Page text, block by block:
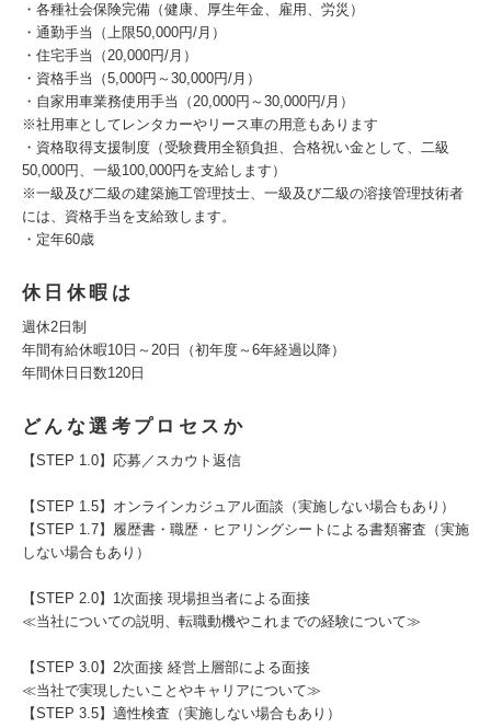
・各種社会保険完備（健康、厚生年金、雇用、労災）
・通勤手当（上限50,000円/月）
・住宅手当（20,000円/月）
・資格手当（5,000円～30,000円/月）
・自家用車業務使用手当（20,000円～30,000円/月）
※社用車としてレンタカーやリース車の用意もあります
・資格取得支援制度（受験費用全額負担、合格祝い金として、二級
50,000円、一級100,000円を支給します）
※一級及び二級の建築施工管理技士、一級及び二級の溶接管理技術者
には、資格手当を支給致します。
・定年60歳
休日休暇は
週休2日制
年間有給休暇10日～20日（初年度～6年経過以降）
年間休日日数120日
どんな選考プロセスか
【STEP 1.0】応募／スカウト返信
【STEP 1.5】オンラインカジュアル面談（実施しない場合もあり）
【STEP 1.7】履歴書・職歴・ヒアリングシートによる書類審査（実施
しない場合もあり）
【STEP 2.0】1次面接 現場担当者による面接
≪当社についての説明、転職動機やこれまでの経験について≫
【STEP 3.0】2次面接 経営上層部による面接
≪当社で実現したいことやキャリアについて≫
【STEP 3.5】適性検査（実施しない場合もあり）